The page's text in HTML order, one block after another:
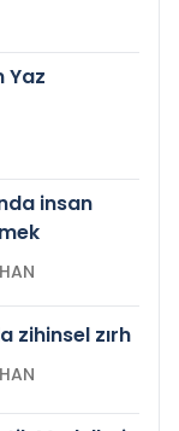
Yaz
insan
TARHAN
zihinsel zırh
TARHAN